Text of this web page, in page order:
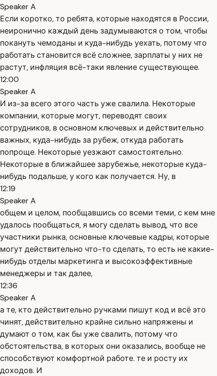
Speaker A
Если коротко, то ребята, которые находятся в России,
неиронично каждый день задумываются о том, чтобы
покануть чемоданы и куда-нибудь уехать, потому что
работать становится всё сложнее, зарплаты у них не
растут, инфляция всё-таки явление существующее.
12:00
Speaker A
И из-за всего этого часть уже свалила. Некоторые
компании, которые могут, переводят своих
сотрудников, в основном ключевых и действительно
важных, куда-нибудь за рубеж, откуда работать
попроще. Некоторые уезжают самостоятельно.
Некоторые в ближайшее зарубежье, некоторые куда-
нибудь подальше, у кого как получается. Ну, в
12:19
Speaker A
общем и целом, пообщавшись со всеми теми, с кем мне
удалось пообщаться, я могу сделать вывод, что все
участники рынка, основные ключевые кадры, которые
могут действительно что-то сделать, то есть не какие-
нибудь отделы маркетинга и высокоэффективные
менеджеры и так далее,
12:36
Speaker A
а те, кто действительно ручками пишут код и всё это
чинят, действительно крайне сильно напряжены и
думают о том, как бы уже свалить, потому что
обстоятельства, в которых они оказались, вообще не
способствуют комфортной работе. те и росту их
доходов. И